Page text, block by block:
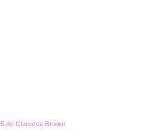
de Clarence Brown